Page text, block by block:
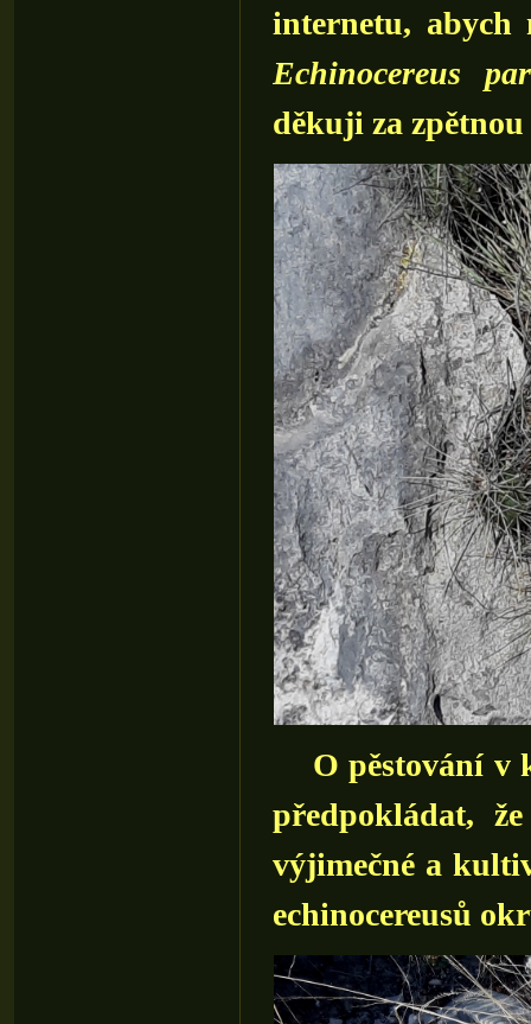
internetu, abych
Echinocereus
děkuji za
O pěstování v
předpokládat,
výjimečné a
echinocereusů